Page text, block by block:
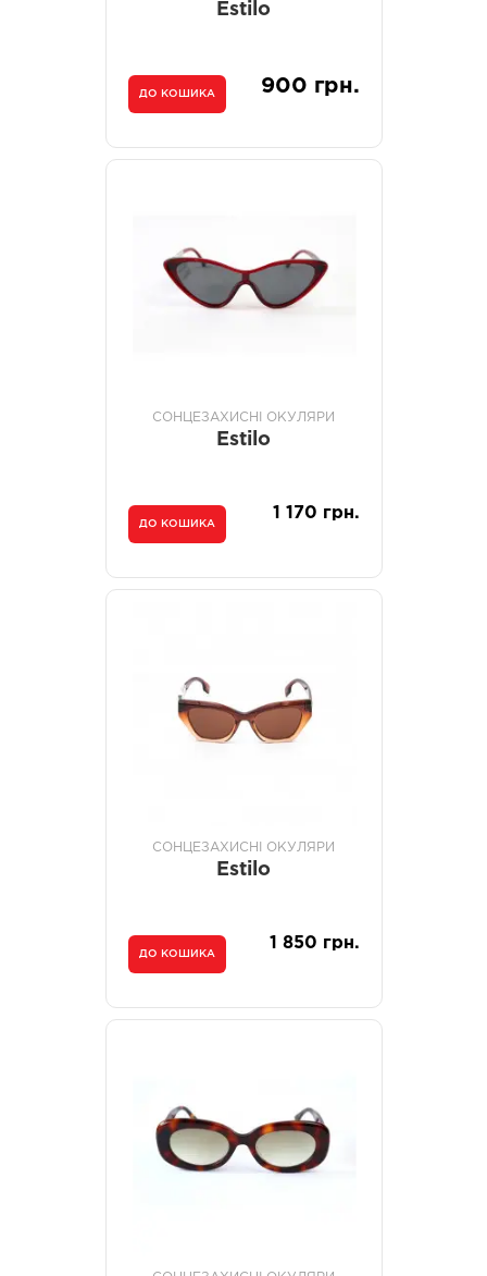
Estilo
ДО КОШИКА 900 грн.
СОНЦЕЗАХИСНІ ОКУЛЯРИ
Estilo
ДО КОШИКА
1 170 грн.
СОНЦЕЗАХИСНІ ОКУЛЯРИ
Estilo
ДО КОШИКА
1 850 грн.